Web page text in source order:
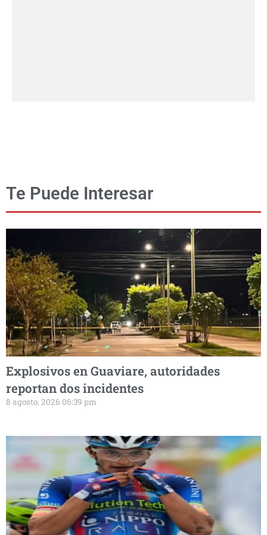
Te Puede Interesar
Explosivos en Guaviare, autoridades
reportan dos incidentes
8 agosto, 2026 06:39 pm